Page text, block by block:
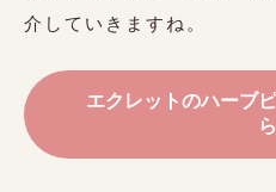
介していきますね。
エクレットのハーブ
ら